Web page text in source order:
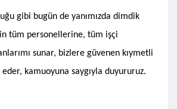
gibi bugün de yanımızda dimdik
tüm personellerine, tüm işçi
sunar, bizlere güvenen kıymetli
eder, kamuoyuna saygıyla duyururuz.